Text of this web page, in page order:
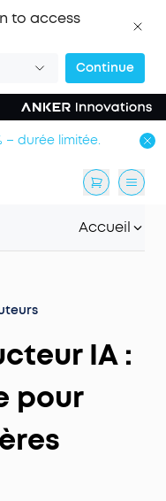
to access
Continue
– durée limitée.
Accueil
IA :
pour